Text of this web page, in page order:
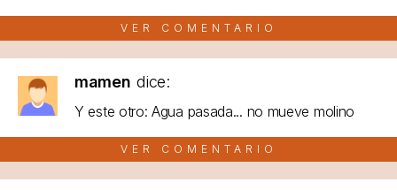
VER COMENTARIO
mamen dice:
Y este otro: Agua pasada... no mueve molino
VER COMENTARIO